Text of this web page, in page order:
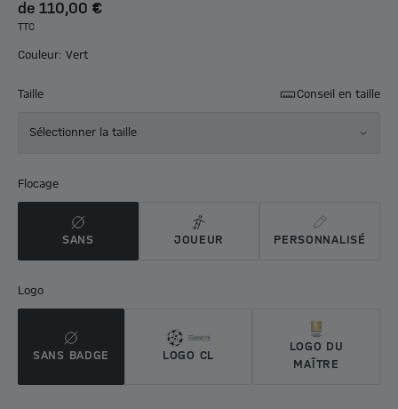
de 110,00 €
TTC
Couleur: Vert
Taille Conseil en taille
Sélectionner la taille
Flocage
SANS JOUEUR PERSONNALISÉ
Logo
SANS BADGE LOGO CL
LOGO DU
MAÎTRE